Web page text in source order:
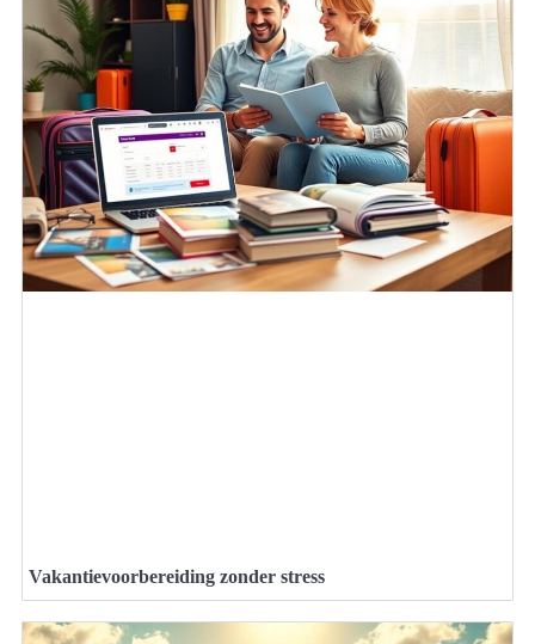
Vakantievoorbereiding zonder stress